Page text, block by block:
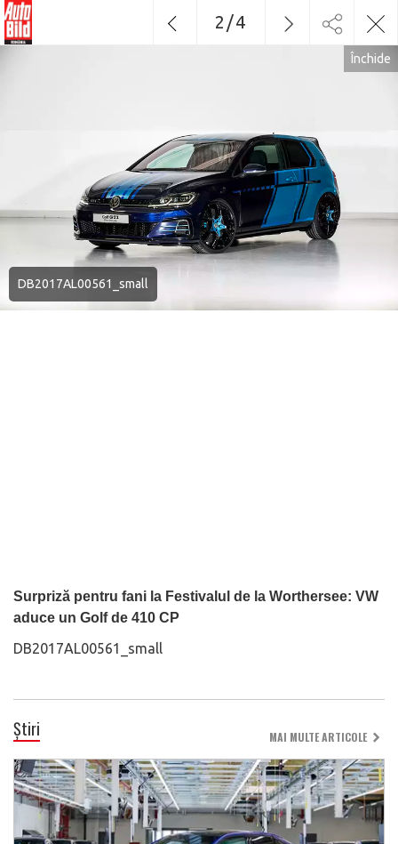
DB2017AL00561_small
Surpriză pentru fani la Festivalul de la Worthersee: VW
aduce un Golf de 410 CP
DB2017AL00561_small
Închide
2 /4
Știri MAI MULTE ARTICOLE